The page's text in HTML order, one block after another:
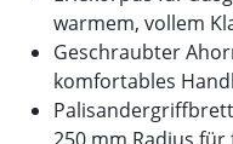
warmem, vollem
Geschraubter
komfortables